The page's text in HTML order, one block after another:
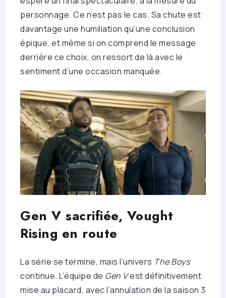
personnage. Ce n’est pas le cas. Sa chute est
davantage une humiliation qu’une conclusion
épique, et même si on comprend le message
derrière ce choix, on ressort de là avec le
sentiment d’une occasion manquée.
Gen V sacrifiée, Vought
Rising en route
La série se termine, mais l’univers The Boys
continue. L’équipe de Gen Vest définitivement
mise au placard, avec l’annulation de la saison 3